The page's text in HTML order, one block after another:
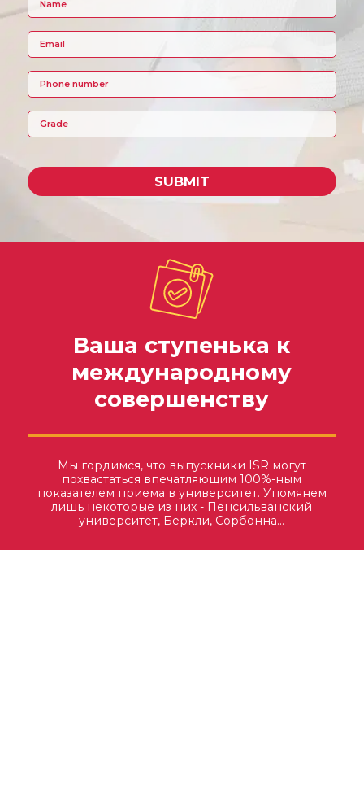
SUBMIT
Ваша ступенька к
международному
совершенству
Мы гордимся, что выпускники ISR могут
похвастаться впечатляющим 100%-ным
показателем приема в университет. Упомянем
лишь некоторые из них - Пенсильванский
университет, Беркли, Сорбонна…